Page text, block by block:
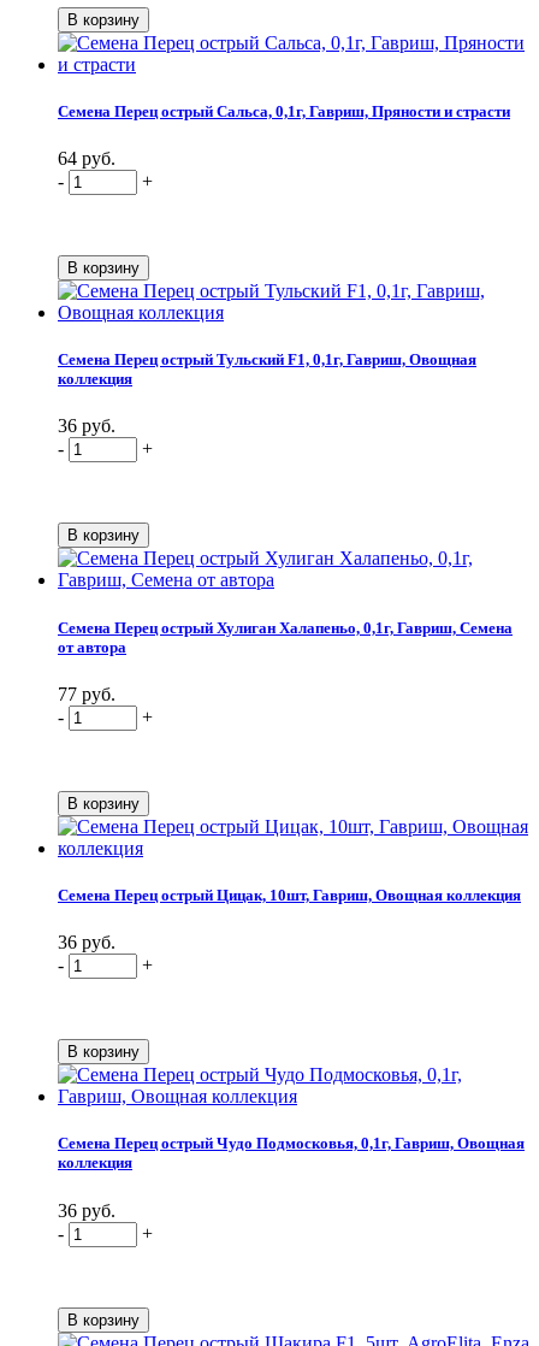
Семена Перец острый Сальса, 0,1г, Гавриш, Пряности и страсти
64 руб.
-
+
Семена Перец острый Тульский F1, 0,1г, Гавриш, Овощная
коллекция
36 руб.
-
+
Семена Перец острый Хулиган Халапеньо, 0,1г, Гавриш, Семена
от автора
77 руб.
-
+
Семена Перец острый Цицак, 10шт, Гавриш, Овощная коллекция
36 руб.
-
+
Семена Перец острый Чудо Подмосковья, 0,1г, Гавриш, Овощная
коллекция
36 руб.
-
+